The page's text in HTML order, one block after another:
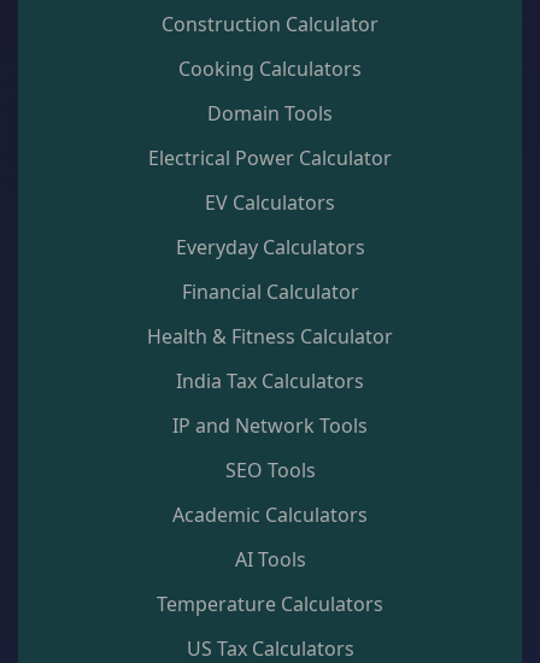
Construction Calculator
Cooking Calculators
Domain Tools
Electrical Power Calculator
EV Calculators
Everyday Calculators
Financial Calculator
Health & Fitness Calculator
India Tax Calculators
IP and Network Tools
SEO Tools
Academic Calculators
AI Tools
Temperature Calculators
US Tax Calculators